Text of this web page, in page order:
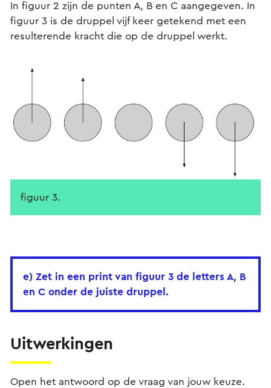
In figuur 2 zijn de punten A, B en C aangegeven. In
figuur 3 is de druppel vijf keer getekend met een
resulterende kracht die op de druppel werkt.
figuur 3.
e) Zet in een print van figuur 3 de letters A, B
en C onder de juiste druppel.
Uitwerkingen
Open het antwoord op de vraag van jouw keuze.